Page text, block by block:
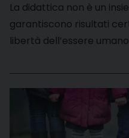
La didattica non è un
garantiscono risultati
libertà dell’essere